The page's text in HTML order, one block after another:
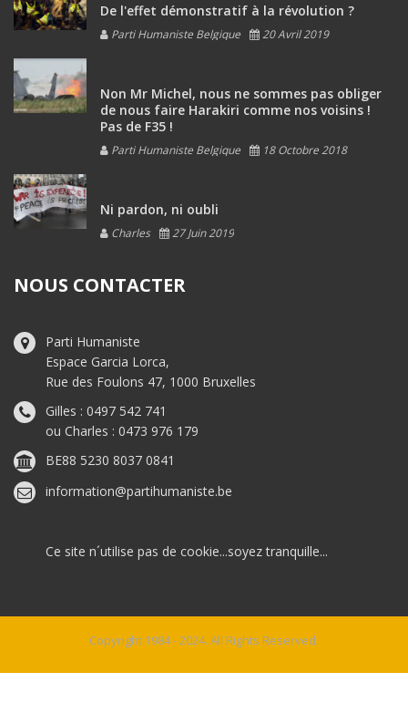
De l'effet démonstratif à la révolution ?
Parti Humaniste Belgique 20 Avril 2019
Non Mr Michel, nous ne sommes pas obliger
de nous faire Harakiri comme nos voisins !
Pas de F35 !
Parti Humaniste Belgique 18 Octobre 2018
Ni pardon, ni oubli
Charles 27 Juin 2019
NOUS CONTACTER
Parti Humaniste
Espace Garcia Lorca,
Rue des Foulons 47, 1000 Bruxelles
Gilles : 0497 542 741
ou Charles : 0473 976 179
BE88 5230 8037 0841
information@partihumaniste.be
Ce site n´utilise pas de cookie...soyez tranquille...
Copyright 1984 - 2024. All Rights Reserved.